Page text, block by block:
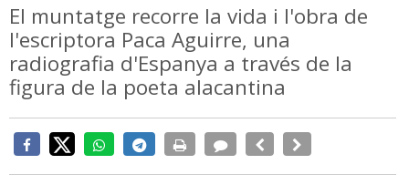
El muntatge recorre la vida i l'obra de
l'escriptora Paca Aguirre, una
radiografia d'Espanya a través de la
figura de la poeta alacantina